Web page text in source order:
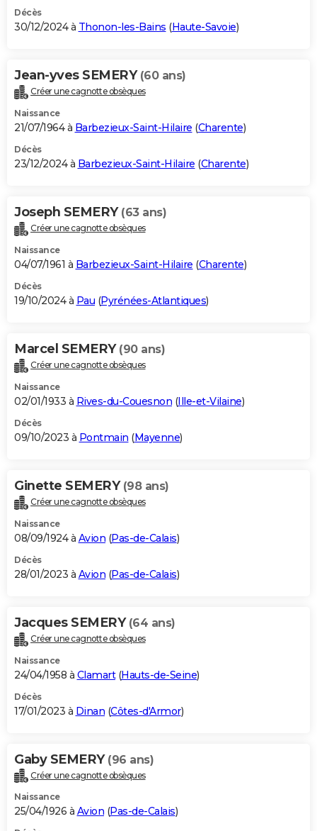
Décès
30/12/2024 à Thonon-les-Bains (Haute-Savoie)
Jean-yves SEMERY (60 ans)
Créer une cagnotte obsèques
Naissance
21/07/1964 à Barbezieux-Saint-Hilaire (Charente)
Décès
23/12/2024 à Barbezieux-Saint-Hilaire (Charente)
Joseph SEMERY (63 ans)
Créer une cagnotte obsèques
Naissance
04/07/1961 à Barbezieux-Saint-Hilaire (Charente)
Décès
19/10/2024 à Pau (Pyrénées-Atlantiques)
Marcel SEMERY (90 ans)
Créer une cagnotte obsèques
Naissance
02/01/1933 à Rives-du-Couesnon (Ille-et-Vilaine)
Décès
09/10/2023 à Pontmain (Mayenne)
Ginette SEMERY (98 ans)
Créer une cagnotte obsèques
Naissance
08/09/1924 à Avion (Pas-de-Calais)
Décès
28/01/2023 à Avion (Pas-de-Calais)
Jacques SEMERY (64 ans)
Créer une cagnotte obsèques
Naissance
24/04/1958 à Clamart(Hauts-de-Seine)
Décès
17/01/2023 à Dinan (Côtes-d'Armor)
Gaby SEMERY (96 ans)
Créer une cagnotte obsèques
Naissance
25/04/1926 à Avion (Pas-de-Calais)